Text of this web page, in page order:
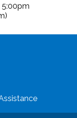
5:00pm